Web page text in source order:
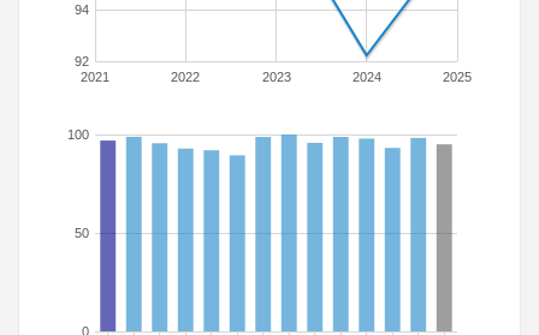
2021 2022 2023 2024 2025
92
94
0
50
100